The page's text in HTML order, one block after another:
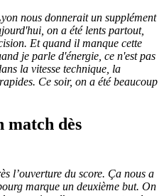
nous donnerait un supplément
on a été lents partout,
Et quand il manque cette
je parle d'énergie, ce n'est pas
la vitesse technique, la
Ce soir, on a été beaucoup
match dès
l’ouverture du score. Ça nous a
marque un deuxième but. On